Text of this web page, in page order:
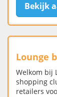
Bekijk
Lounge
Welkom bij
shopping
retailers